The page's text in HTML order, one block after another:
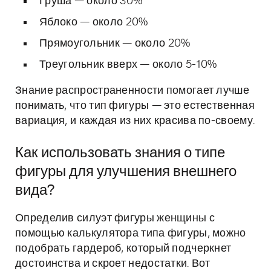
Яблоко — около 20%
Прямоугольник — около 20%
Треугольник вверх — около 5-10%
Знание распространенности помогает лучше
понимать, что тип фигуры — это естественная
вариация, и каждая из них красива по-своему.
Как использовать знания о типе
фигуры для улучшения внешнего
вида?
Определив силуэт фигуры женщины с
помощью калькулятора типа фигуры, можно
подобрать гардероб, который подчеркнет
достоинства и скроет недостатки. Вот